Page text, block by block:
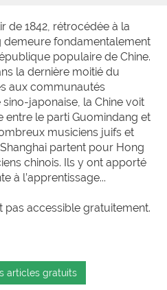
de 1842, rétrocédée à la
demeure fondamentalement
populaire de Chine.
la dernière moitié du
aux communautés
japonaise, la Chine voit
entre le parti Guomindang et
musiciens juifs et
partent pour Hong
chinois. Ils y ont apporté
à l’apprentissage...
pas accessible gratuitement.
articles gratuits